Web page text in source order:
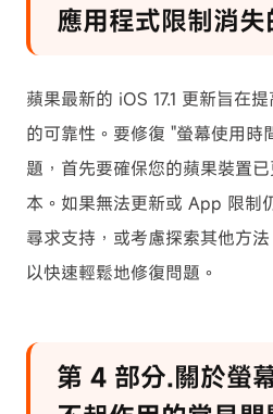
應用程式限制消失
蘋果最新的 iOS 17.1 更新旨在
的可靠性。要修復 "螢幕使用時
題，首先要確保您的蘋果裝置
本。如果無法更新或 App 限制
尋求支持，或考慮探索其他方
以快速輕鬆地修復問題。
第 4 部分.關於螢